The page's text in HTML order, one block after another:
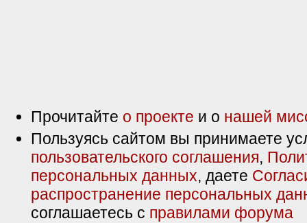
Прочитайте о проекте и о нашей
Пользуясь сайтом вы принимаете
пользовательского соглашения,
персональных данных, даете
распространение персональных
соглашаетесь с правилами форума